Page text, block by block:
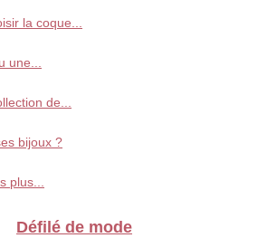
la coque...
une...
de...
bijoux ?
plus...
Défilé de mode